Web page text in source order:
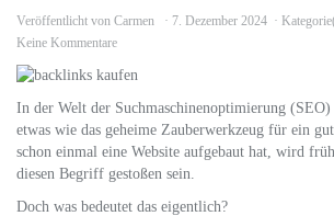
Veröffentlicht von Carmen 7. Dezember 2024
Keine Kommentare
In der Welt der Suchmaschinenoptimierung
etwas wie das geheime Zauberwerkzeug für ein
schon einmal eine Website aufgebaut hat, wird
diesen Begriff gestoßen sein.
Doch was bedeutet das eigentlich?